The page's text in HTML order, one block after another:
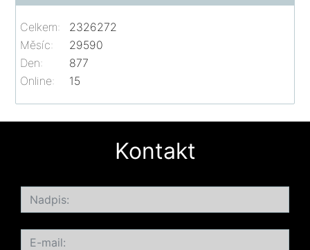
Online: 15
Celkem:
2326272
Měsíc:
29590
Den:
877
Kontakt